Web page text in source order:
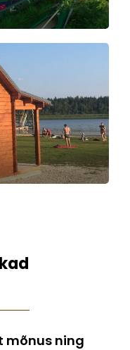
mõnus ning